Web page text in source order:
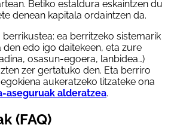
Betiko estaldura eskaintzen du
denean kapitala ordaintzen da.
ea berritzeko sistemarik
edo igo daitekeen, eta zure
osasun-egoera, lanbidea…)
zer gertatuko den. Eta berriro
aukeratzeko litzateke ona
aseguruak alderatzea.
(FAQ)